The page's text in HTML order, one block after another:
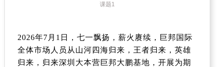
课题1
2026年7 月 1 日，七一飘扬，薪火赓续， 巨邦国际
全体市场人员从山河四海归来，王者归来，英雄
归来，归来深圳大本营巨邦大鹏基地，开展为期